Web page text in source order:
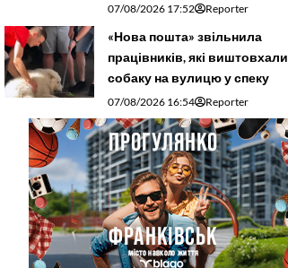
07/08/2026 17:52 Reporter
«Нова пошта» звільнила
працівників, які виштовхали
собаку на вулицю у спеку
07/08/2026 16:54 Reporter